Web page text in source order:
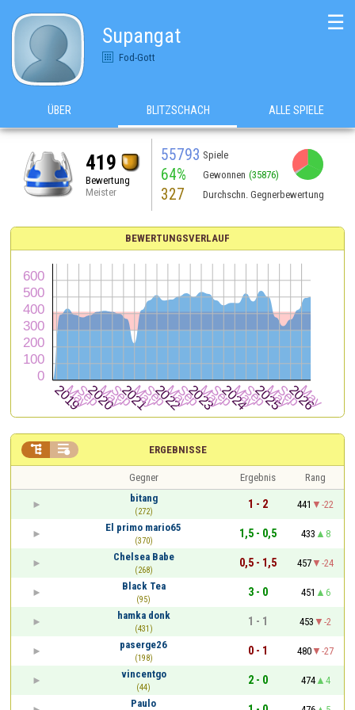
Supangat
Fod-Gott
☰
ÜBER BLITZSCHACH ALLE SPIELE
419
Bewertung
Meister
55793 Spiele
64% Gewonnen (35876)
327 Durchschn. Gegnerbewertung
BEWERTUNGSVERLAUF
ERGEBNISSE
 
Gegner Ergebnis
Rang
bitang
(272)
1 - 2 441
-22
El primo mario65
(370)
1,5 - 0,5 433
8
Chelsea Babe
(268)
0,5 - 1,5 457
-24
Black Tea
(95)
3 - 0 451
6
hamka donk
(431)
1 - 1 453
-2
paserge26
(198)
0 - 1 480
-27
vincentgo
(44)
2 - 0 474
4
Paulo